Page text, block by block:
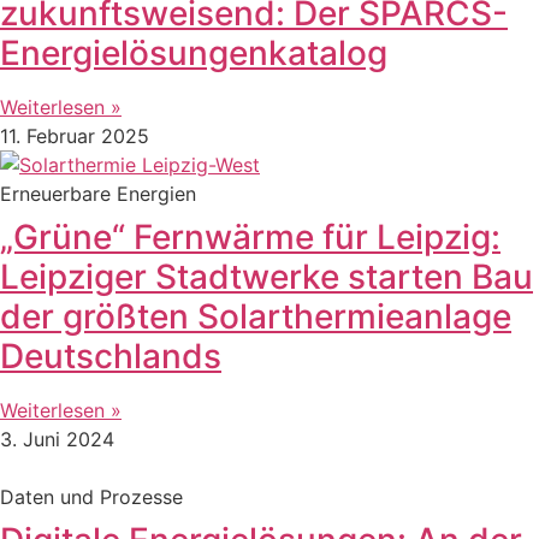
zukunftsweisend: Der SPARCS-
Energielösungenkatalog
Weiterlesen »
11. Februar 2025
Erneuerbare Energien
„Grüne“ Fernwärme für Leipzig:
Leipziger Stadtwerke starten Bau
der größten Solarthermieanlage
Deutschlands
Weiterlesen »
3. Juni 2024
Daten und Prozesse